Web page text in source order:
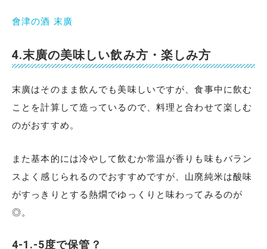
會津の酒 末廣
4.末廣の美味しい飲み方・楽しみ方
末廣はそのまま飲んでも美味しいですが、食事中に飲む
ことを計算して造っているので、料理と合わせて楽しむ
のがおすすめ。
また基本的には冷やして飲むか常温が香りも味もバラン
スよく感じられるのでおすすめですが、山廃純米は酸味
がすっきりとする熱燗でゆっくりと味わってみるのが
◎。
4-1.-5度で保管？